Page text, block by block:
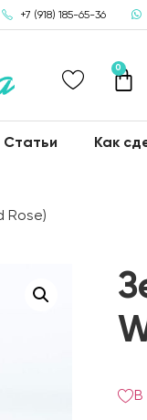
+7 (918) 185-65-36
0
Статьи Как
Rose)
В